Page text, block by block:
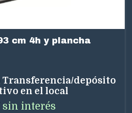
cm 4h y plancha
Transferencia/depósito
en el local
sin interés